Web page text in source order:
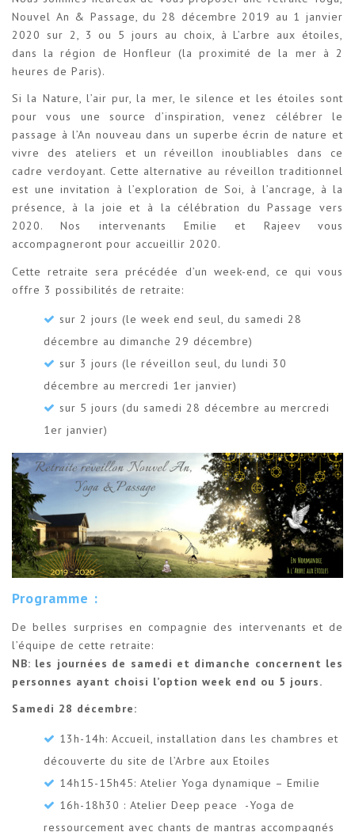
Nouvel An & Passage, du 28 décembre 2019 au 1 janvier
2020 sur 2, 3 ou 5 jours au choix, à L’arbre aux étoiles,
dans la région de Honfleur (la proximité de la mer à 2
heures de Paris).
Si la Nature, l’air pur, la mer, le silence et les étoiles sont
pour vous une source d’inspiration, venez célébrer le
passage à l’An nouveau dans un superbe écrin de nature et
vivre des ateliers et un réveillon inoubliables dans ce
cadre verdoyant. Cette alternative au réveillon traditionnel
est une invitation à l’exploration de Soi, à l’ancrage, à la
présence, à la joie et à la célébration du Passage vers
2020. Nos intervenants Emilie et Rajeev vous
accompagneront pour accueillir 2020.
Cette retraite sera précédée d’un week-end, ce qui vous
offre 3 possibilités de retraite:
sur 2 jours (le week end seul, du samedi 28
décembre au dimanche 29 décembre)
sur 3 jours (le réveillon seul, du lundi 30
décembre au mercredi 1er janvier)
sur 5 jours (du samedi 28 décembre au mercredi
1er janvier)
Programme :
De belles surprises en compagnie des intervenants et de
l’équipe de cette retraite:
NB: les journées de samedi et dimanche concernent les
personnes ayant choisi l’option week end ou 5 jours.
Samedi 28 décembre:
13h-14h: Accueil, installation dans les chambres et
découverte du site de l’Arbre aux Etoiles
14h15-15h45: Atelier Yoga dynamique – Emilie
16h-18h30 : Atelier Deep peace -Yoga de
ressourcement avec chants de mantras accompagnés